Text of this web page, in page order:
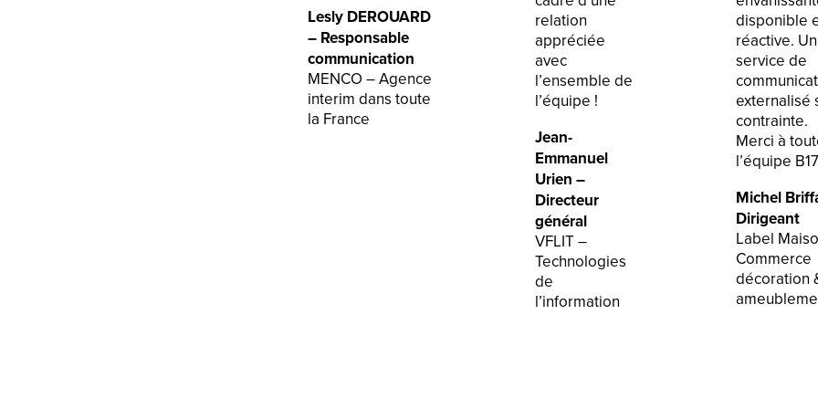
Lesly DEROUARD
– Responsable
communication
MENCO – Agence
interim dans toute
la France
relation
appréciée
avec
l’ensemble de
l’équipe !
Jean-
Emmanuel
Urien –
Directeur
général
VFLIT –
Technologies
de
l’information
disponible
réactive.
service de
externalisé
contrainte.
Merci à
l’équipe
Michel
Dirigeant
Label
Commerce
décoration